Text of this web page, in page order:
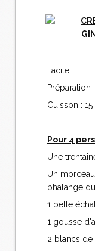
Facile
Préparation
Cuisson : 15
Pour 4
Une
Un
phalange
1 belle
1 gousse
2 blancs de